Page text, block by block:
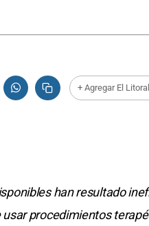
+ Agregar El
han resultado
procedimientos